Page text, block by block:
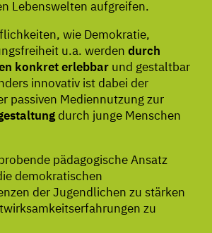
Lebenswelten aufgreifen.
wie Demokratie,
u.a. werden durch
konkret erlebbar und gestaltbar
innovativ ist dabei der
passiven Mediennutzung zur
durch junge Menschen
pädagogische Ansatz
demokratischen
der Jugendlichen zu stärken
zu